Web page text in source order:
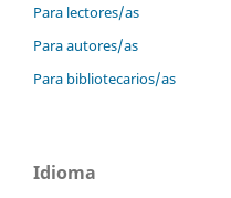
Para lectores/as
Para autores/as
Para bibliotecarios/as
Idioma